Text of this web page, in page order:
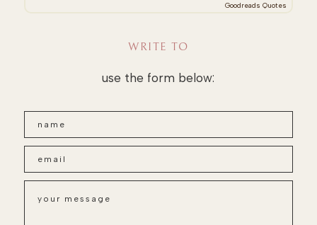
Goodreads Quotes
WRITE TO
use the form below: